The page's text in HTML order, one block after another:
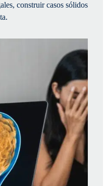
construir casos sólidos